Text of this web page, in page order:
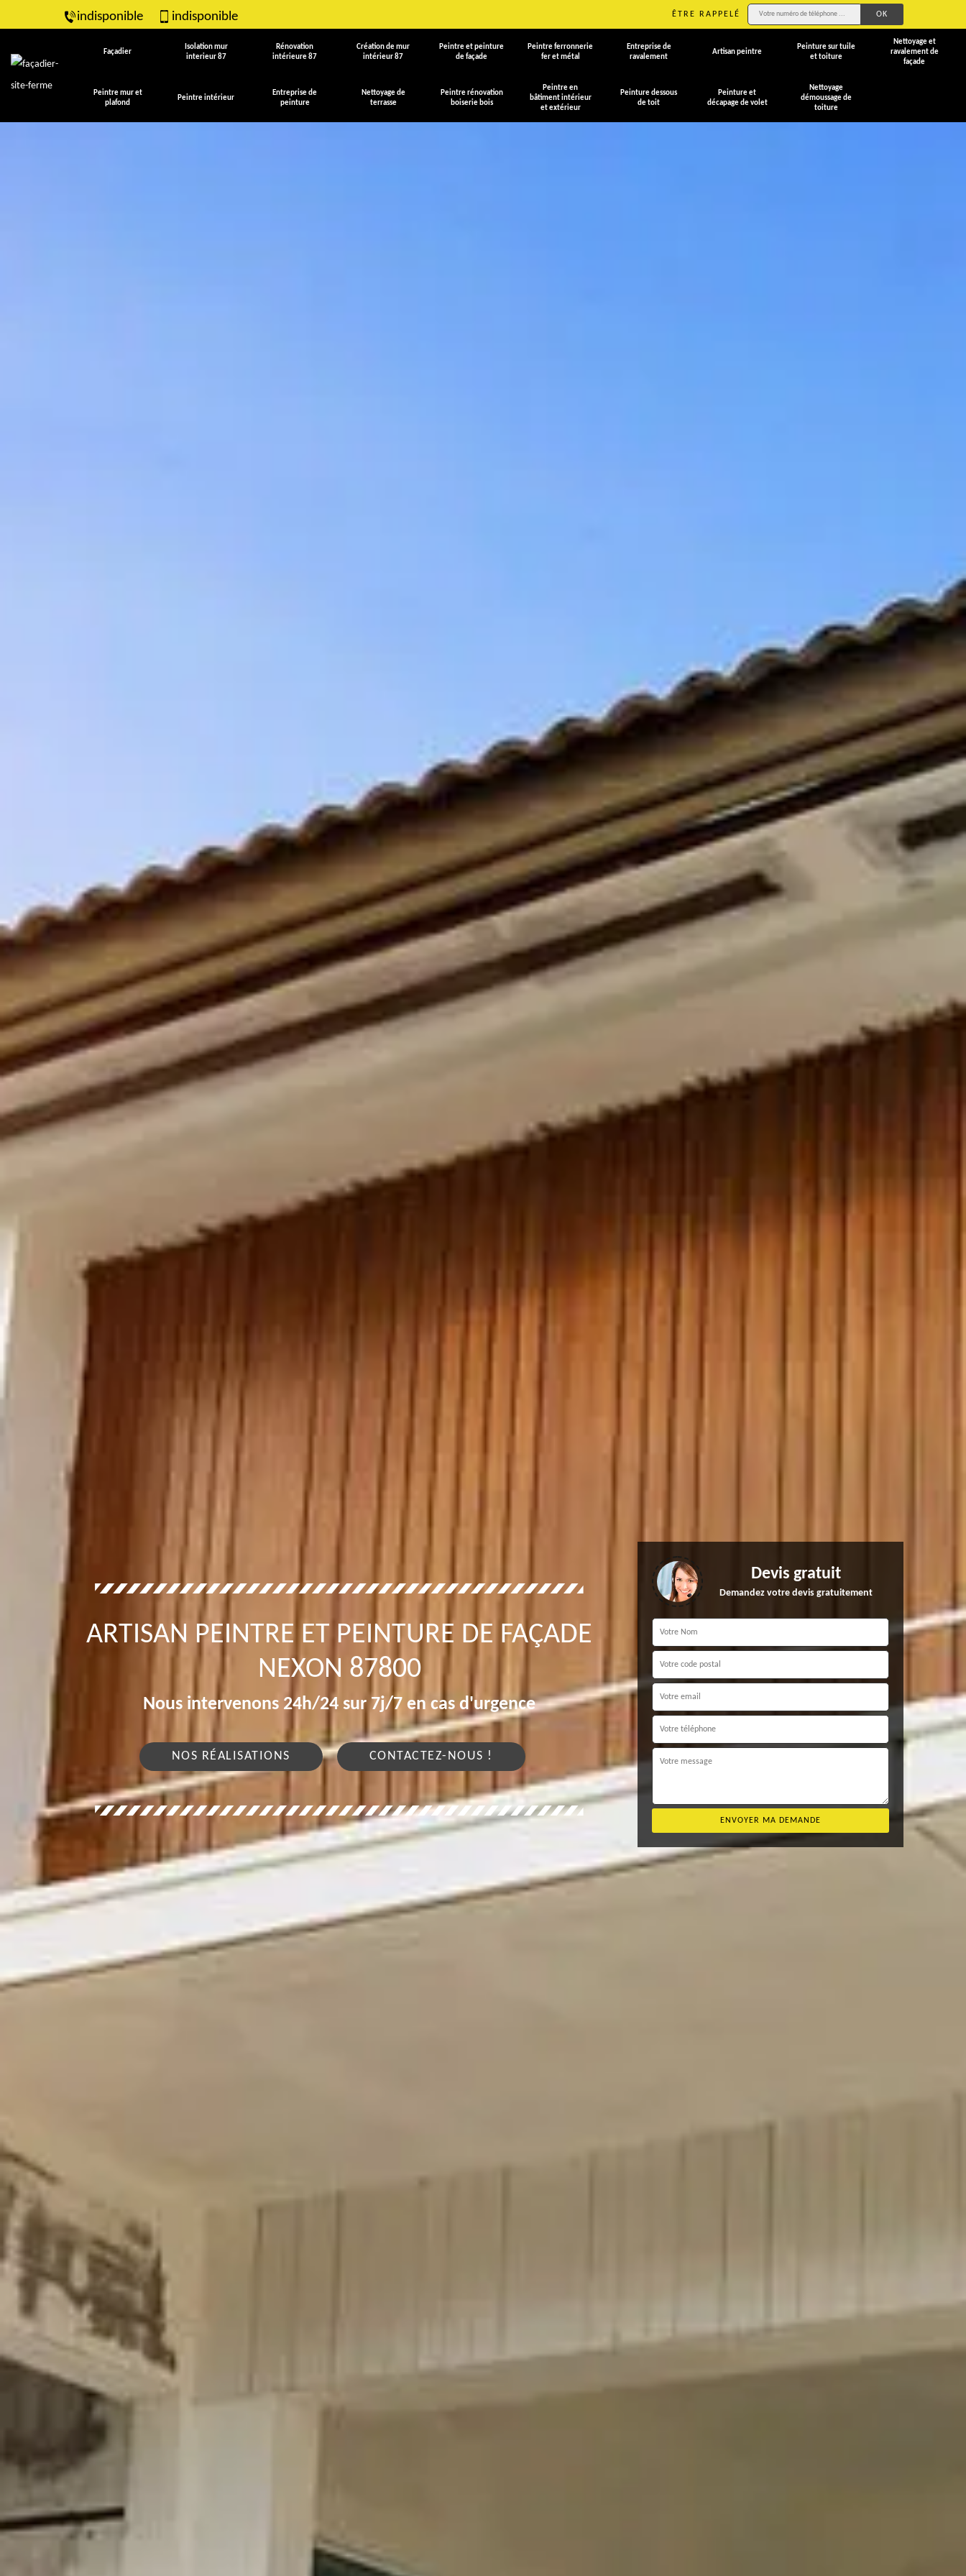
indisponible indisponible ÊTRE RAPPELÉ
Façadier
Isolation mur
interieur 87
Rénovation
intérieure 87
Création de mur
intérieur 87
Peintre et peinture
de façade
Peintre ferronnerie
fer et métal
Entreprise de
ravalement
Artisan peintre
Peinture sur tuile
et toiture
Nettoyage et
ravalement de
façade
Peintre mur et
plafond
Peintre intérieur
Entreprise de
peinture
Nettoyage de
terrasse
Peintre rénovation
boiserie bois
Peintre en
bâtiment intérieur
et extérieur
Peinture dessous
de toit
Peinture et
décapage de volet
Nettoyage
démoussage de
toiture
ARTISAN PEINTRE ET PEINTURE DE FAÇADE
NEXON 87800
Nous intervenons 24h/24 sur 7j/7 en cas d'urgence
NOS RÉALISATIONS CONTACTEZ-NOUS !
Devis gratuit
Demandez votre devis gratuitement